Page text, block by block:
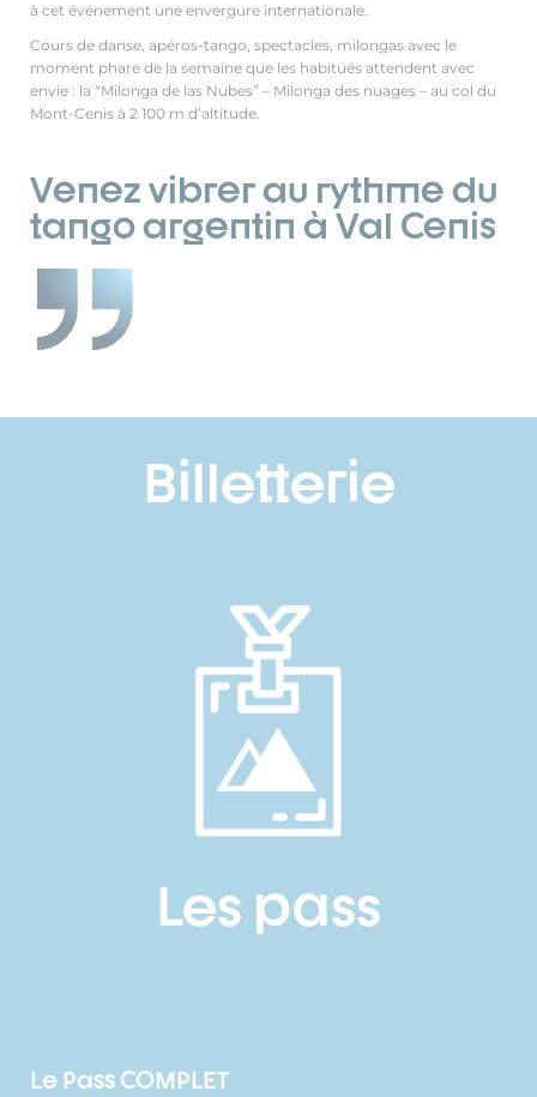
à cet événement une envergure internationale.
Cours de danse, apéros-tango, spectacles, milongas avec le
moment phare de la semaine que les habitués attendent avec
envie : la “Milonga de las Nubes” – Milonga des nuages – au col du
Mont-Cenis à 2 100 m d’altitude.
Venez vibrer au rythme du
tango argentin à Val Cenis
Billetterie
Les pass
Le Pass COMPLET